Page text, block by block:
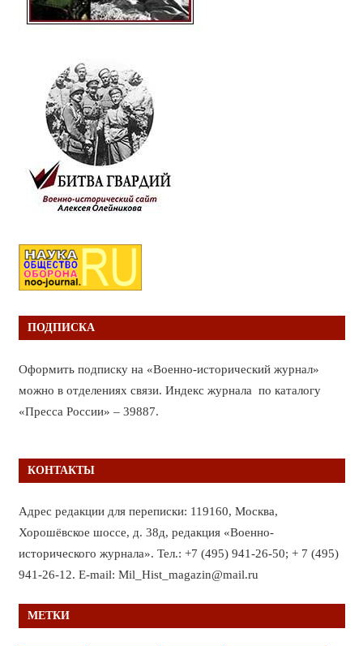
ПОДПИСКА
Оформить подписку на «Военно-исторический журнал»
можно в отделениях связи. Индекс журнала по каталогу
«Пресса России» – 39887.
КОНТАКТЫ
Адрес редакции для переписки: 119160, Москва,
Хорошёвское шоссе, д. 38д, редакция «Военно-
исторического журнала». Тел.: +7 (495) 941-26-50; + 7 (495)
941-26-12. E-mail: Mil_Hist_magazin@mail.ru
МЕТКИ